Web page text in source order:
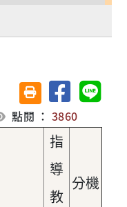
友善列印(另開視窗)
分享至臉書分享
點閱 ：3860
指
導
教
分機